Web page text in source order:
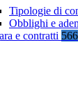
Tipologie di
Obblighi e
e contratti 566